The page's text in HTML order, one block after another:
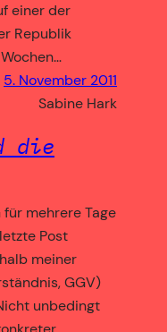
einer der
Re­publik
5. November 2011
Sabine Hark
die
für mehrere Tage
Post
meiner
GGV)
unbedingt